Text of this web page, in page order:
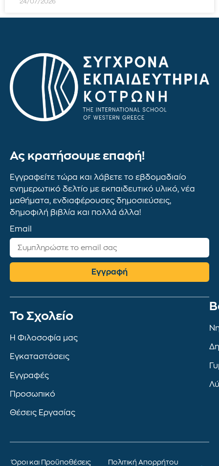
24/07/2026
Ας κρατήσουμε επαφή!
Εγγραφείτε τώρα και λάβετε το εβδομαδιαίο
ενημερωτικό δελτίο με εκπαιδευτικό υλικό, νέα
μαθήματα, ενδιαφέρουσες δημοσιεύσεις,
δημοφιλή βιβλία και πολλά άλλα!
Email
Εγγραφή
To Σχολείο
Η Φιλοσοφία μας
Εγκαταστάσεις
Εγγραφές
Προσωπικό
Θέσεις Εργασίας
Όροι και Προϋποθέσεις Πολιτική Απορρήτου